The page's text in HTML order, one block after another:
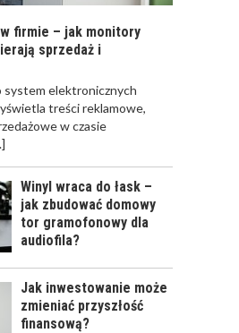
firmie – jak monitory
sprzedaż i
system elektronicznych
treści reklamowe,
w czasie
Winyl wraca do łask –
jak zbudować domowy
tor gramofonowy dla
audiofila?
Jak inwestowanie może
zmieniać przyszłość
finansową?